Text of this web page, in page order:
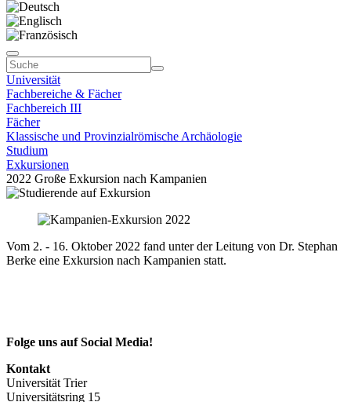
Universität
Fachbereiche & Fächer
Fachbereich III
Fächer
Klassische und Provinzialrömische Archäologie
Studium
Exkursionen
2022 Große Exkursion nach Kampanien
Vom 2. - 16. Oktober 2022 fand unter der Leitung von Dr. Stephan
Berke eine Exkursion nach Kampanien statt.
Folge uns auf Social Media!
Kontakt
Universität Trier
Universitätsring 15